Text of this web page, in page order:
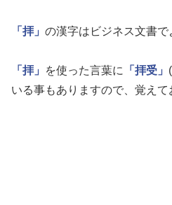
「拝」 の漢字はビジネス文書で
「拝」 を使った言葉に 「拝受」
いる事もありますので、覚えて